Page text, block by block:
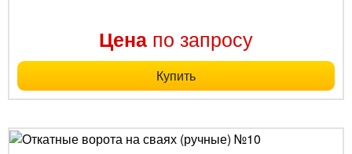
Цена по запросу
Купить